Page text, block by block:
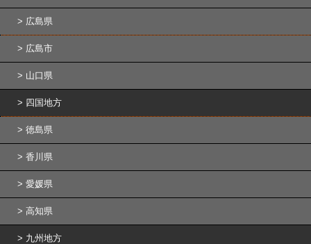
広島県
広島市
山口県
四国地方
徳島県
香川県
愛媛県
高知県
九州地方